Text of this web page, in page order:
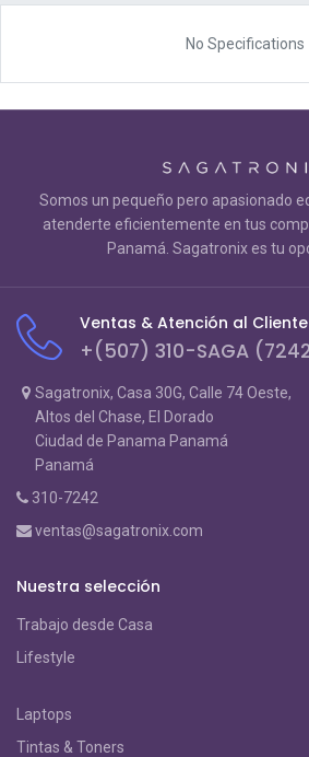
No Specifications
Somos un pequeño pero apasionado
atenderte eficientemente en tus
Panamá. Sagatronix es tu
Ventas & Atención al Cliente
+(507) 310-SAGA
Sagatronix, Casa 30G, Calle 74 Oeste,
Altos del Chase, El Dorado
Ciudad de Panama Panamá
Panamá
310-7242
ventas@sagatronix.com
Nuestra selección
Trabajo desde Casa
Lifestyle
Laptops
Tintas & Toners